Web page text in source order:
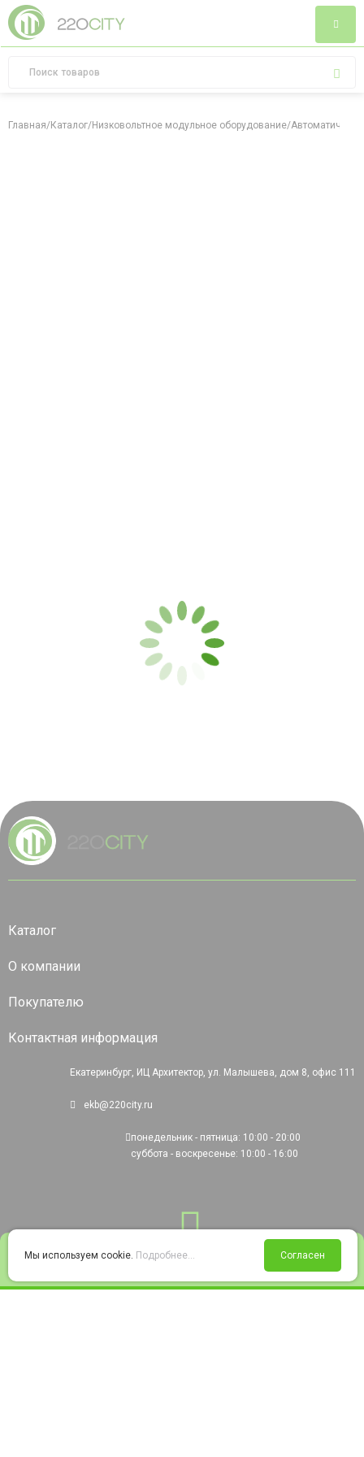
Войти Избранное Корзина
Главная/Каталог/Низковольтное модульное оборудование/
Каталог
О компании
Покупателю
Контактная информация
Екатеринбург, ИЦ Архитектор, ул. Малышева, дом 8, офис 111
ekb@220city.ru
понедельник - пятница: 10:00 - 20:00
суббота - воскресенье: 10:00 - 16:00
Мы используем cookie. Подробнее... Согласен